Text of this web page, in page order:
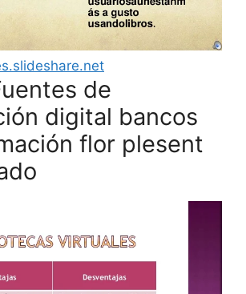
de
digital bancos
flor plesent